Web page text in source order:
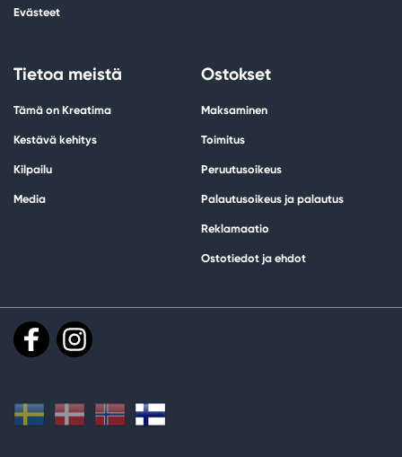
Evästeet
Tietoa meistä
Tämä on Kreatima
Kestävä kehitys
Kilpailu
Media
Ostokset
Maksaminen
Toimitus
Peruutusoikeus
Palautusoikeus ja palautus
Reklamaatio
Ostotiedot ja ehdot